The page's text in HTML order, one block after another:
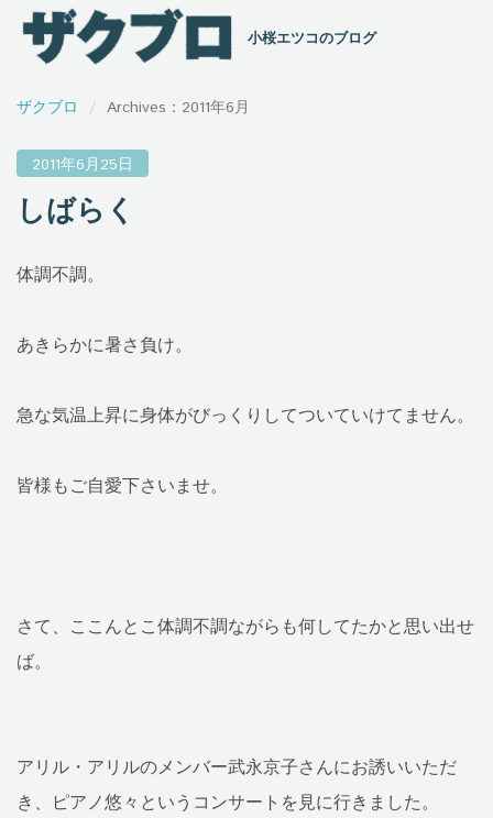
小桜エツコのブログ
ザクブロ Archives：2011年6月
2011年6月25日
しばらく
体調不調。
あきらかに暑さ負け。
急な気温上昇に身体がびっくりしてついていけてません。
皆様もご自愛下さいませ。
さて、ここんとこ体調不調ながらも何してたかと思い出せ
ば。
アリル・アリルのメンバー武永京子さんにお誘いいただ
き、ピアノ悠々というコンサートを見に行きました。